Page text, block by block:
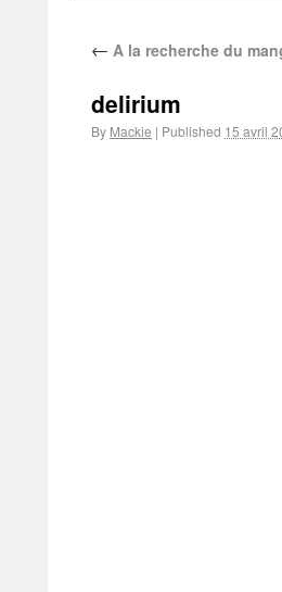
← A la recherche du
delirium
By Mackie | Published 15 avril